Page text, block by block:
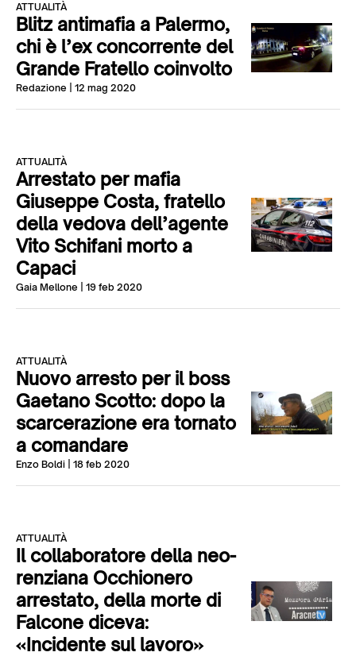
ATTUALITÀ
Blitz antimafia a Palermo,
chi è l’ex concorrente del
Grande Fratello coinvolto
Redazione | 12 mag 2020
ATTUALITÀ
Arrestato per mafia
Giuseppe Costa, fratello
della vedova dell’agente
Vito Schifani morto a
Capaci
Gaia Mellone | 19 feb 2020
ATTUALITÀ
Nuovo arresto per il boss
Gaetano Scotto: dopo la
scarcerazione era tornato
a comandare
Enzo Boldi | 18 feb 2020
ATTUALITÀ
Il collaboratore della neo-
renziana Occhionero
arrestato, della morte di
Falcone diceva:
«Incidente sul lavoro»